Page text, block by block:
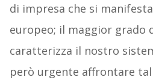
di impresa che si
europeo; il maggior grado
caratterizza il nostro
però urgente affrontare